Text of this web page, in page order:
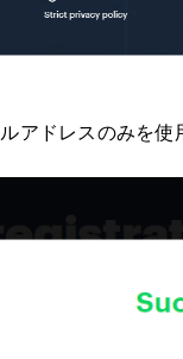
アドレスのみを使